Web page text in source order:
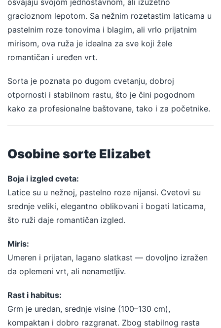
gracioznom lepotom. Sa nežnim rozetastim laticama u
pastelnim roze tonovima i blagim, ali vrlo prijatnim
mirisom, ova ruža je idealna za sve koji žele
romantičan i uređen vrt.
Sorta je poznata po dugom cvetanju, dobroj
otpornosti i stabilnom rastu, što je čini pogodnom
kako za profesionalne baštovane, tako i za početnike.
Osobine sorte Elizabet
Boja i izgled cveta:
Latice su u nežnoj, pastelno roze nijansi. Cvetovi su
srednje veliki, elegantno oblikovani i bogati laticama,
što ruži daje romantičan izgled.
Miris:
Umeren i prijatan, lagano slatkast — dovoljno izražen
da oplemeni vrt, ali nenametljiv.
Rast i habitus:
Grm je uredan, srednje visine (100–130 cm),
kompaktan i dobro razgranat. Zbog stabilnog rasta